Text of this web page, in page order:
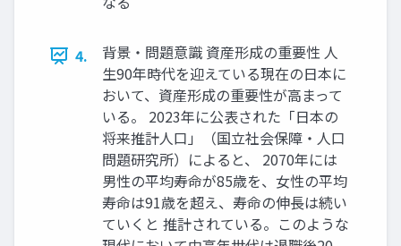
4.
背景・問題意識 資産形成の重要性 人
生90年時代を迎えている現在の日本に
おいて、資産形成の重要性が高まって
いる。 2023年に公表された「日本の
将来推計人口」（国立社会保障・人口
問題研究所）によると、 2070年には
男性の平均寿命が85歳を、女性の平均
寿命は91歳を超え、寿命の伸長は続い
ていくと 推計されている。このような